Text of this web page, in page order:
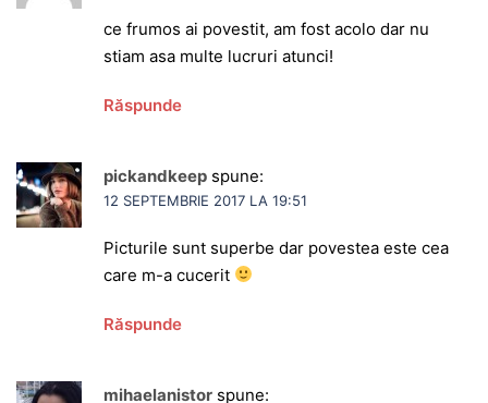
ce frumos ai povestit, am fost acolo dar nu
stiam asa multe lucruri atunci!
Răspunde
pickandkeep spune:
12 SEPTEMBRIE 2017 LA 19:51
Picturile sunt superbe dar povestea este cea
care m-a cucerit
Răspunde
mihaelanistor spune: